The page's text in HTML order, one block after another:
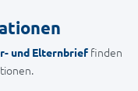
und Elternbrief finden